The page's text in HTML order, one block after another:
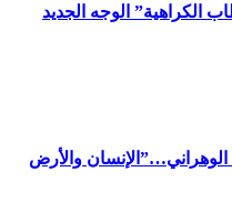
الوجه الجديد
الوهراني…”الإنسان والأرض